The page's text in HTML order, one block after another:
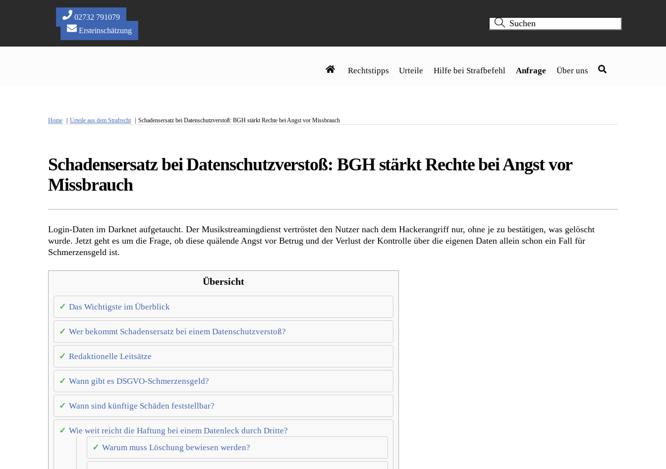
02732 791079
Ersteinschätzung
Rechtstipps Urteile Hilfe bei Strafbefehl Anfrage Über uns
Home Urteile aus dem Strafrecht Schadensersatz bei Datenschutzverstoß: BGH stärkt Rechte bei Angst vor Missbrauch
Schadensersatz bei Datenschutzverstoß: BGH stärkt Rechte bei Angst vor
Missbrauch
Login-Daten im Darknet aufgetaucht. Der Musikstreamingdienst vertröstet den Nutzer nach dem Hackerangriff nur, ohne je zu bestätigen, was gelöscht
wurde. Jetzt geht es um die Frage, ob diese quälende Angst vor Betrug und der Verlust der Kontrolle über die eigenen Daten allein schon ein Fall für
Schmerzensgeld ist.
Übersicht
Das Wichtigste im Überblick
Wer bekommt Schadensersatz bei einem Datenschutzverstoß?
Redaktionelle Leitsätze
Wann gibt es DSGVO-Schmerzensgeld?
Wann sind künftige Schäden feststellbar?
Wie weit reicht die Haftung bei einem Datenleck durch Dritte?
Warum muss Löschung bewiesen werden?